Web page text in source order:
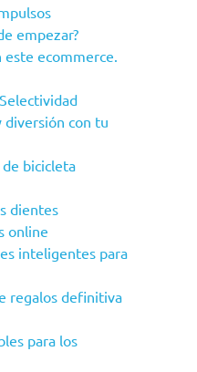
empezar?
ecommerce.
diversión con tu
bicicleta
dientes
online
inteligentes para
regalos definitiva
para los